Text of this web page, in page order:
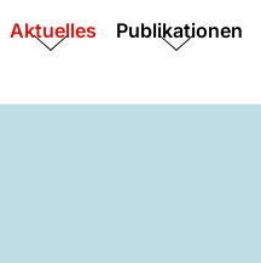
Aktuelles Publikationen